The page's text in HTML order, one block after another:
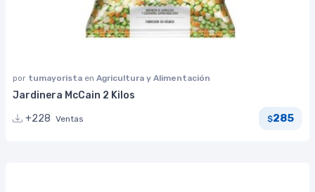
por tumayorista en Agricultura y Alimentación
Jardinera McCain 2 Kilos
+228 Ventas $285